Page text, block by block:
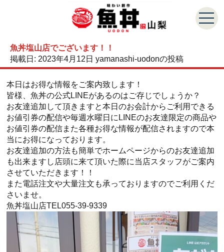
魚丼塩山店でございます！！
掲載日: 2023年4月12日 yamanashi-uodonの投稿
本日はお得な情報をご案内致します！
皆様、魚丼の公式LINEがあるのはご存じでしょうか？
お友達追加して頂きますと本日のお会計からご利用できる
お値引券の配信や毎週水曜日にLINEのお友達限定の商品や
お値引券の配信また各種お得な情報が配信されますので本
当にお得になっております。
お友達追加の方法も簡単でホームページからのお友達追加
も出来ますし店頭に来て頂いた際に当店スタッフがご案内
させていただきます！！
また電話注文や大量注文も承っておりますのでご利用くだ
さいませ。
魚丼塩山店TEL055-39-9339